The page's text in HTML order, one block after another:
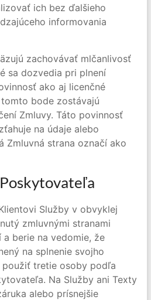
ich bez ďalšieho
informovania
zachovávať mlčanlivosť
sa dozvedia pri plnení
ako aj licenčné
bode zostávajú
Zmluvy. Táto povinnosť
na údaje alebo
Zmluvná strana označí ako
Služby v obvyklej
zmluvnými stranami
a berie na vedomie, že
na splnenie svojho
tretie osoby podľa
Na Služby ani Texty
alebo prísnejšie